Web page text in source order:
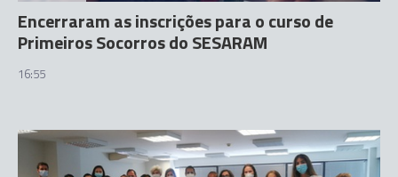
Encerraram as inscrições para o curso de
Primeiros Socorros do SESARAM
16:55